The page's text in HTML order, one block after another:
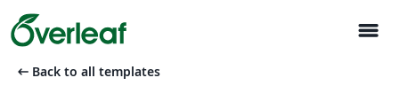
menu
arrow_left_alt Back to all templates